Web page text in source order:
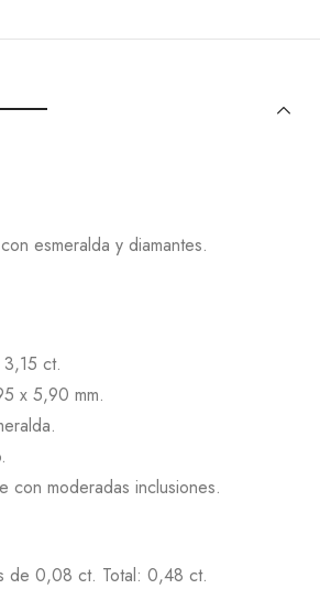
esmeralda y diamantes.
3,15 ct.
x 5,90 mm.
con moderadas inclusiones.
de 0,08 ct. Total: 0,48 ct.